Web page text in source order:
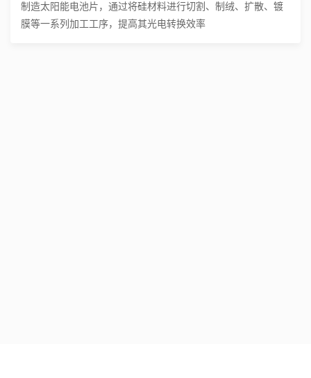
制造太阳能电池片，通过将硅材料进行切割、制绒、扩散、镀
膜等一系列加工工序，提高其光电转换效率